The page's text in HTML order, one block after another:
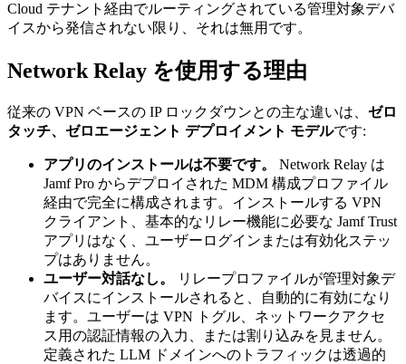
Cloud テナント経由でルーティングされている管理対象デバ
イスから発信されない限り、それは無用です。
Network Relay を使用する理由
従来の VPN ベースの IP ロックダウンとの主な違いは、 ゼロ
タッチ、ゼロエージェント デプロイメント モデルです:
アプリのインストールは不要です。
Network Relay は
Jamf Pro からデプロイされた MDM 構成プロファイル
経由で完全に構成されます。インストールする VPN
クライアント、基本的なリレー機能に必要な Jamf Trust
アプリはなく、ユーザーログインまたは有効化ステッ
プはありません。
ユーザー対話なし。
リレープロファイルが管理対象デ
バイスにインストールされると、自動的に有効になり
ます。ユーザーは VPN トグル、ネットワークアクセ
ス用の認証情報の入力、または割り込みを見ません。
定義された LLM ドメインへのトラフィックは透過的